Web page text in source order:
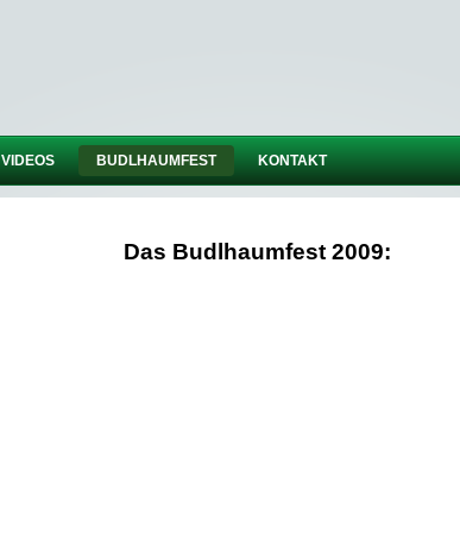
VIDEOS BUDLHAUMFEST KONTAKT
Das Budlhaumfest 2009: